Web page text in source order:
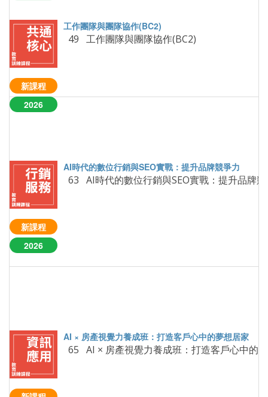
新課程
2026
49 工作團隊與團隊協作(BC2)
新課程
2026
63 AI時代的數位行銷與SEO實戰：提升品牌
65 AI × 房產視覺力養成班：打造客戶心中的